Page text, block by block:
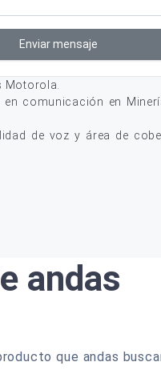
Enviar mensaje
Motorola.
comunicación en
de voz y área de
andas
que andas